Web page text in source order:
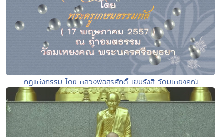
กฏแห่งกรรม โดย หลวงพ่อสุรศักดิ์ เขมรังสี วัดมเหยงคณ์